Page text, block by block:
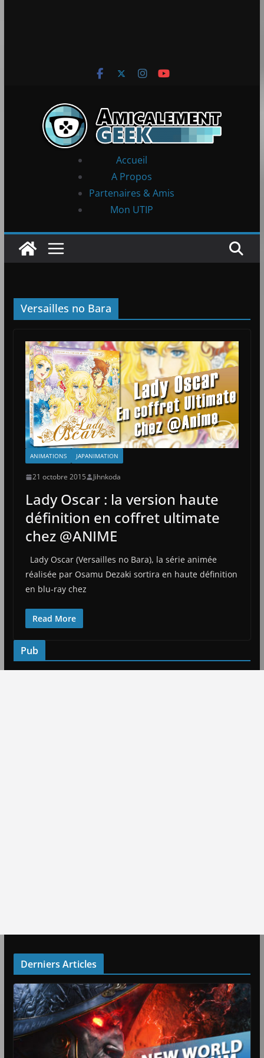
Accueil
A Propos
Partenaires & Amis
Mon UTIP
Versailles no Bara
ANIMATIONS JAPANIMATION
21 octobre 2015 Jihnkoda
Lady Oscar : la version haute
définition en coffret ultimate
chez @ANIME
Lady Oscar (Versailles no Bara), la série animée
réalisée par Osamu Dezaki sortira en haute définition
en blu-ray chez
Read More
Pub
Derniers Articles